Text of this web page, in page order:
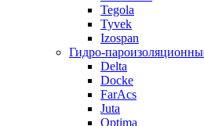
Tegola
Tyvek
Izospan
Гидро-
Delta
Docke
FarAcs
Juta
Optima